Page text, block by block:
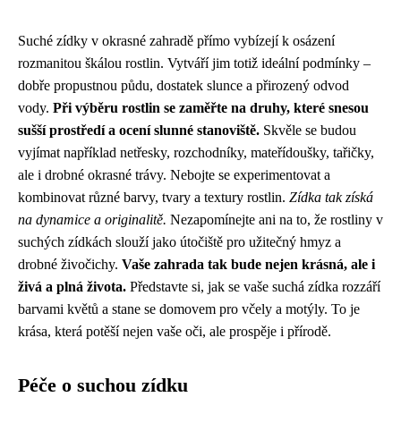
Suché zídky v okrasné zahradě přímo vybízejí k osázení
rozmanitou škálou rostlin. Vytváří jim totiž ideální podmínky –
dobře propustnou půdu, dostatek slunce a přirozený odvod
vody. Při výběru rostlin se zaměřte na druhy, které snesou
sušší prostředí a ocení slunné stanoviště. Skvěle se budou
vyjímat například netřesky, rozchodníky, mateřídoušky, tařičky,
ale i drobné okrasné trávy. Nebojte se experimentovat a
kombinovat různé barvy, tvary a textury rostlin. Zídka tak získá
na dynamice a originalitě. Nezapomínejte ani na to, že rostliny v
suchých zídkách slouží jako útočiště pro užitečný hmyz a
drobné živočichy. Vaše zahrada tak bude nejen krásná, ale i
živá a plná života. Představte si, jak se vaše suchá zídka rozzáří
barvami květů a stane se domovem pro včely a motýly. To je
krása, která potěší nejen vaše oči, ale prospěje i přírodě.
Péče o suchou zídku